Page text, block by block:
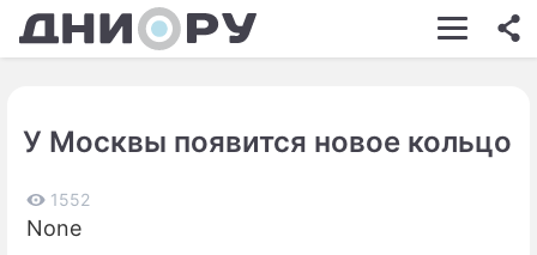
ШОУ-БИЗНЕС
КИНО
У Москвы появится новое кольцо
1552
None